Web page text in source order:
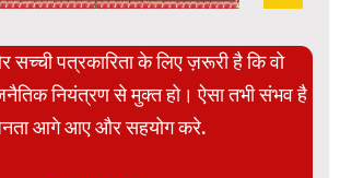
सच्ची पत्रकारिता के लिए ज़रूरी है कि वो
नियंत्रण से मुक्त हो। ऐसा तभी संभव है
आगे आए और सहयोग करे.